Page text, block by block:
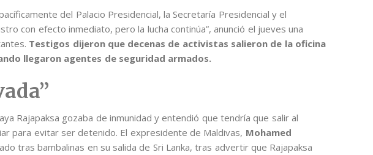
del Palacio Presidencial, la Secretaría Presidencial y el
con efecto inmediato, pero la lucha continúa”, anunció el jueves una
Testigos dijeron que decenas de activistas salieron de la oficina
llegaron agentes de seguridad armados.
Rajapaksa gozaba de inmunidad y entendió que tendría que salir al
para evitar ser detenido. El expresidente de Maldivas, Mohamed
tras bambalinas en su salida de Sri Lanka, tras advertir que Rajapaksa